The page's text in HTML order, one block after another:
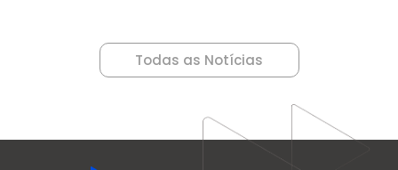
Todas as Notícias